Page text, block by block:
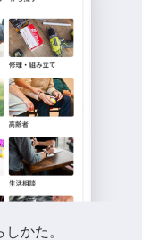
かた。